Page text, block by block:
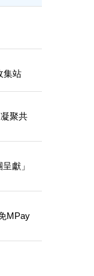
集站
聚共
獻」
MPay